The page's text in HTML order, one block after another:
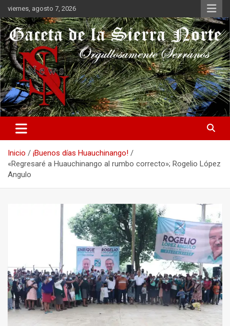
Saltar
al
contenido
viernes, agosto 7, 2026
Gaceta de la Sierra Norte
Orgullosamente Serranos
Inicio
¡Buenos días Huauchinango!
«Regresaré a Huauchinango al rumbo correcto»; Rogelio López
Angulo